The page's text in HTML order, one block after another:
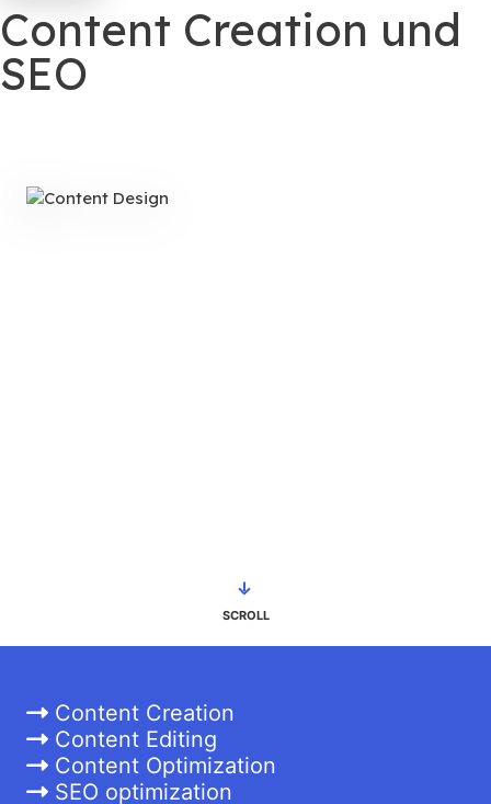
Content Creation und
SEO
SCROLL
Content Creation
Content Editing
Content Optimization
SEO optimization